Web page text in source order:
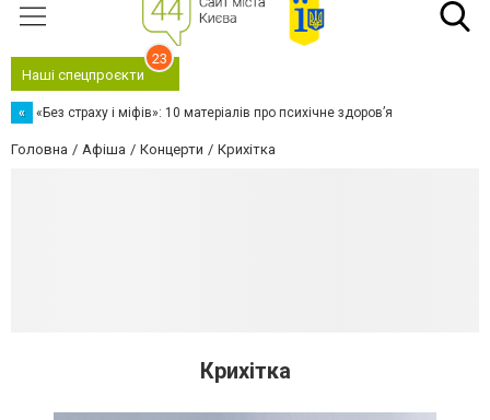
Наші спецпроєкти
23
« «Без страху і міфів»: 10 матеріалів про психічне здоров’я
Головна Афіша Концерти Крихітка
Крихітка